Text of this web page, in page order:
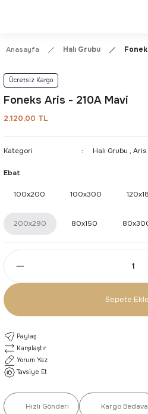
Anasayfa Halı Grubu
Ücretsiz Kargo
Foneks Aris - 210A Mavi
2.120,00 TL
Kategori Halı Grubu , Aris
Ebat
100x200 100x300
200x290 80x150
Sepete Ekle
Paylaş
Karşılaştır
Yorum Yaz
Tavsiye Et
Hızlı Gönderi Kargo Bedava